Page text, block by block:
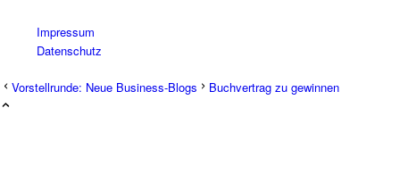
Impressum
Datenschutz
Vorstellrunde: Neue Business-Blogs Buchvertrag zu gewinnen